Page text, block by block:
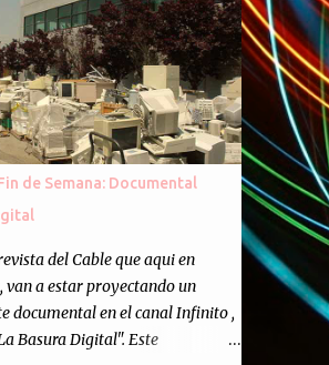
ocasiones para ponernos en
ustedes y contarles las noticias
más importantes, desde
óptica: un punto de vista
e informal.Para festejarlo, se
que estemos todos juntos; y
"todos" me refiero a toda la
como panelista, y a ustedes. Por
ocurrió la idea de emitir video en
no fué facil, hubo que
preparar el estudio,
programejos y hacer
de Semana: Documental
del Cable que aqui en
van a estar proyectando un
documental en el canal Infinito ,
Basura Digital". Este